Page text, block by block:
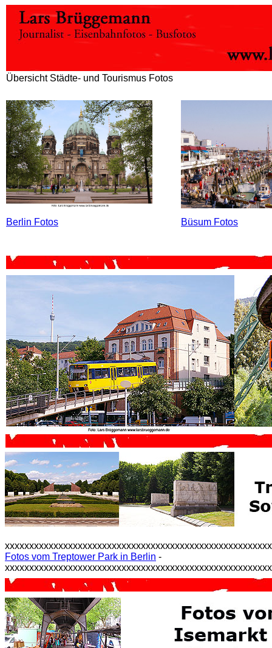
Übersicht Städte- und Tourismus Fotos
Berlin Fotos Büsum Fotos
Fotos vom Treptower Park in Berlin -